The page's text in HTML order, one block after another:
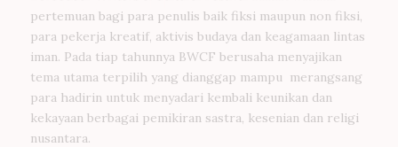
pertemuan bagi para penulis baik fiksi maupun non fiksi,
para pekerja kreatif, aktivis budaya dan keagamaan lintas
iman. Pada tiap tahunnya BWCF berusaha menyajikan
tema utama terpilih yang dianggap mampu merangsang
para hadirin untuk menyadari kembali keunikan dan
kekayaan berbagai pemikiran sastra, kesenian dan religi
nusantara.